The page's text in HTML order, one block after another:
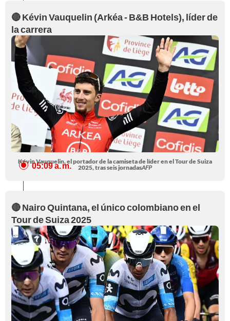
🔴 Kévin Vauquelin (Arkéa - B&B Hotels), líder de
la carrera
Kévin Vauquelin, el portador de la camiseta de líder en el Tour de Suiza
2025, tras seis jornadasAFP
05:09 a. m.
🔴 Nairo Quintana, el único colombiano en el
Tour de Suiza 2025